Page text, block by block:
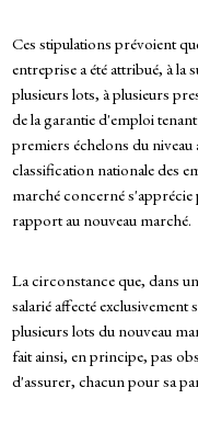
Ces stipulations prévoient
entreprise a été attribué, à la
plusieurs lots, à plusieurs
de la garantie d'emploi
premiers échelons du
classification nationale des
marché concerné
rapport au nouveau marché.
La circonstance que, dans
salarié affecté
plusieurs lots du nouveau
fait ainsi, en principe, pas
d'assurer, chacun pour sa